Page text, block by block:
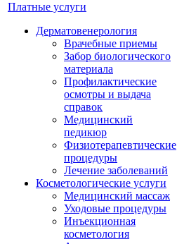
Платные услуги
Дерматовенерология
Врачебные приемы
Забор биологического
материала
Профилактические
осмотры и выдача
справок
Медицинский
педикюр
Физиотерапевтические
процедуры
Лечение заболеваний
Косметологические услуги
Медицинский массаж
Уходовые процедуры
Инъекционная
косметология